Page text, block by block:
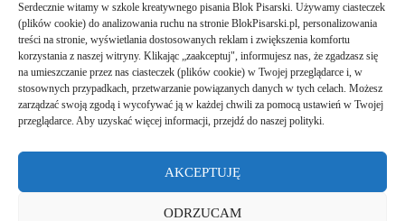
Serdecznie witamy w szkole kreatywnego pisania Blok Pisarski. Używamy ciasteczek
(plików cookie) do analizowania ruchu na stronie BlokPisarski.pl, personalizowania
treści na stronie, wyświetlania dostosowanych reklam i zwiększenia komfortu
korzystania z naszej witryny. Klikając „zaakceptuj", informujesz nas, że zgadzasz się
na umieszczanie przez nas ciasteczek (plików cookie) w Twojej przeglądarce i, w
stosownych przypadkach, przetwarzanie powiązanych danych w tych celach. Możesz
zarządzać swoją zgodą i wycofywać ją w każdej chwili za pomocą ustawień w Twojej
przeglądarce. Aby uzyskać więcej informacji, przejdź do naszej polityki.
AKCEPTUJĘ
ODRZUCAM
Regulamin Sklepu
Polityka prywatności i Prawa autorskie